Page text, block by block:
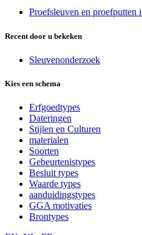
Proefsleuven en proefputten
Recent door u bekeken
Sleuvenonderzoek
Kies een schema
Erfgoedtypes
Dateringen
Stijlen en Culturen
materialen
Soorten
Gebeurtenistypes
Besluit types
Waarde types
aanduidingstypes
GGA motivaties
Brontypes